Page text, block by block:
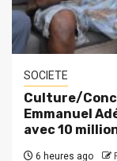
SOCIETE
Culture/
Emmanuel
avec 10
6 heures ago